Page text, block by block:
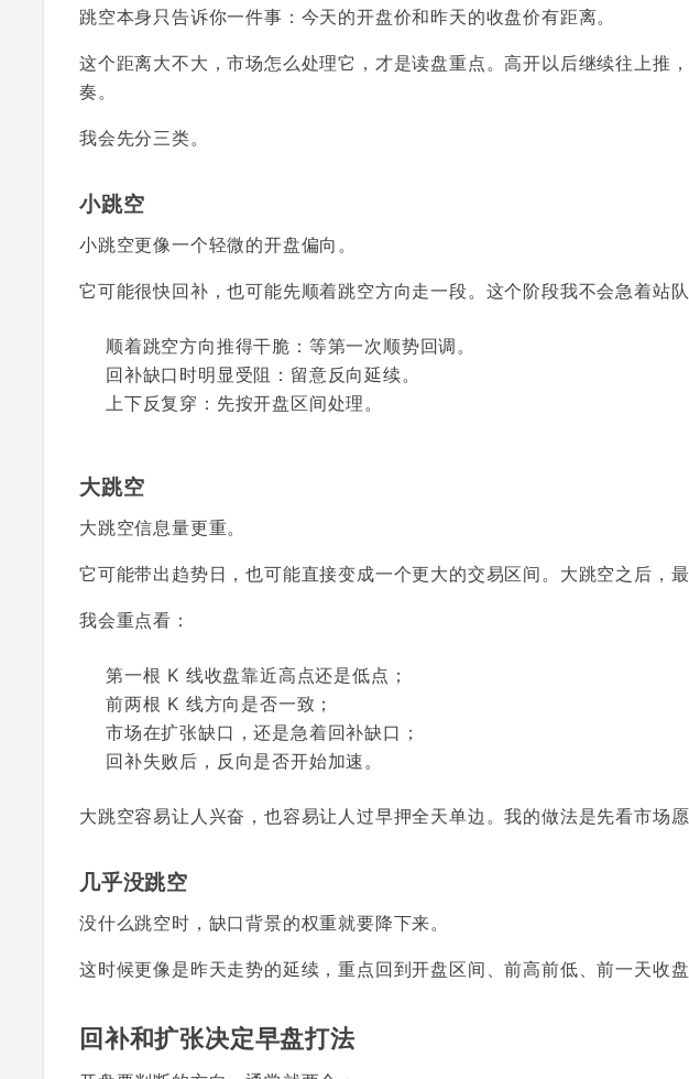
跳空本身只告诉你一件事：今天的开盘价和昨天的收盘价有距离。
这个距离大不大，市场怎么处理它，才是读盘重点。高开以后继续往上推
奏。
我会先分三类。
小跳空
小跳空更像一个轻微的开盘偏向。
它可能很快回补，也可能先顺着跳空方向走一段。这个阶段我不会急着站
顺着跳空方向推得干脆：等第一次顺势回调。
回补缺口时明显受阻：留意反向延续。
上下反复穿：先按开盘区间处理。
大跳空
大跳空信息量更重。
它可能带出趋势日，也可能直接变成一个更大的交易区间。大跳空之后，
我会重点看：
第一根 K 线收盘靠近高点还是低点；
前两根 K 线方向是否一致；
市场在扩张缺口，还是急着回补缺口；
回补失败后，反向是否开始加速。
大跳空容易让人兴奋，也容易让人过早押全天单边。我的做法是先看市场愿
几乎没跳空
没什么跳空时，缺口背景的权重就要降下来。
这时候更像是昨天走势的延续，重点回到开盘区间、前高前低、前一天收
回补和扩张决定早盘打法